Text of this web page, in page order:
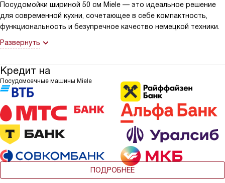
Посудомойки шириной 50 см Miele — это идеальное решение
для современной кухни, сочетающее в себе компактность,
функциональность и безупречное качество немецкой техники.
Развернуть
Кредит на
Посудомоечные машины Miele
ПОДРОБНЕЕ